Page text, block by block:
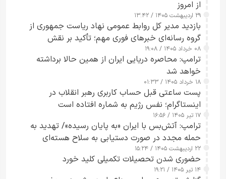
از امروز
۲۹ اردیبهشت ۱۴۰۵ / ۱۳:۴۲
بازدید مدیر کل روابط عمومی نهاد ریاست جمهوری از
گروه رسانه‌ای خبرهای فوری مهم؛ تأکید بر نقش
رسانه‌های هوشمند و مسئول در ارتقای آگاهی عمومی
۰۸ خرداد ۱۴۰۵ / ۱۹:۰۸
ترامپ: محاصره دریایی ایران از همین حالا برداشته
خواهد شد
۱۸ خرداد ۱۴۰۵ / ۰۱:۳۳
پست ساعتی قبل حساب کاربری رهبر انقلاب در
اینستاگرام؛ نفس رژیم به شماره افتاده است​
۱۷ تیر ۱۴۰۵ / ۱۶:۵۶
ترامپ: آتش‌بس با ایران «به پایان رسیده»/ تهدید به
حمله مجدد در صورت دستیابی به سلاح هسته‌ای
۲۲ اردیبهشت ۱۴۰۵ / ۱۵:۲۴
حضوری شدن تحصیلات تکمیلی کلید خورد
۱۴ تیر ۱۴۰۵ / ۱۹:۲۱